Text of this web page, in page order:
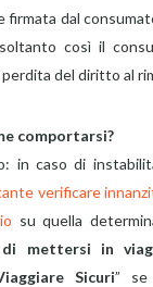
firmata dal
così il
del diritto al
comportarsi?
in caso di
verificare
su quella
di mettersi in
Sicuri” se